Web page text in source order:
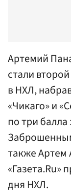
Артемий
стали
в НХЛ,
«Чикаго» и
по три балла
также Артем
«Газета.Ru»
дня НХЛ.